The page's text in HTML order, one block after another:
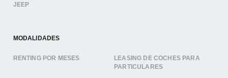
JEEP
MODALIDADES
RENTING POR MESES
LEASING DE COCHES PARA
PARTICULARES